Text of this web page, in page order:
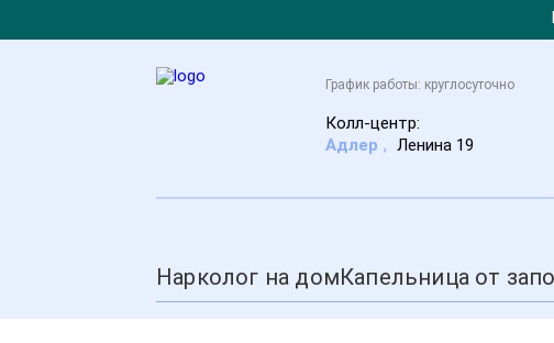
График работы: круглосуточно
Колл-центр:
Адлер , Ленина 19
Нарколог на домКапельница от